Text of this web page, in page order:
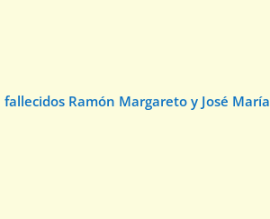
Ramón Margareto y José María